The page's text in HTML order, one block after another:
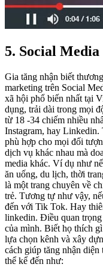
5. Social Media
Gia tăng nhận biết
marketing trên Social
xã hội phổ biến nhất tại
dụng, trải dài trong mọi
từ 18 -34 chiếm nhiều
Instagram, hay Linkedin.
phù hợp cho mọi đối
dịch vụ khác nhau mà
media khác. Ví dụ như
ăn uống, du lịch, thời
là một trang chuyên về
trẻ. Tương tự như vậy,
đến với Tik Tok. Hay
linkedin. Điều quan trọng
của mình. Biết họ thích
lựa chọn kênh và xây
cách giúp tăng nhận
thể kể đến như: